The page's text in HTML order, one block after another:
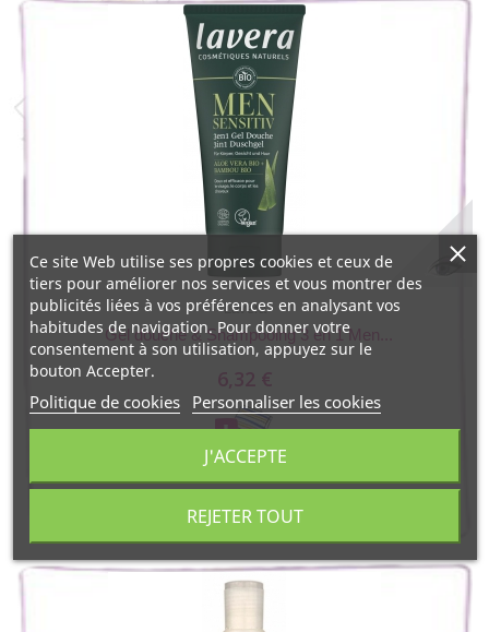
Lavera
Gel douche & Shampooing 3 en 1 Men...
6,32 €
Ce site Web utilise ses propres cookies et ceux de
tiers pour améliorer nos services et vous montrer des
publicités liées à vos préférences en analysant vos
habitudes de navigation. Pour donner votre
consentement à son utilisation, appuyez sur le
bouton Accepter.
Politique de cookies Personnaliser les cookies
REJETER TOUT
J'ACCEPTE